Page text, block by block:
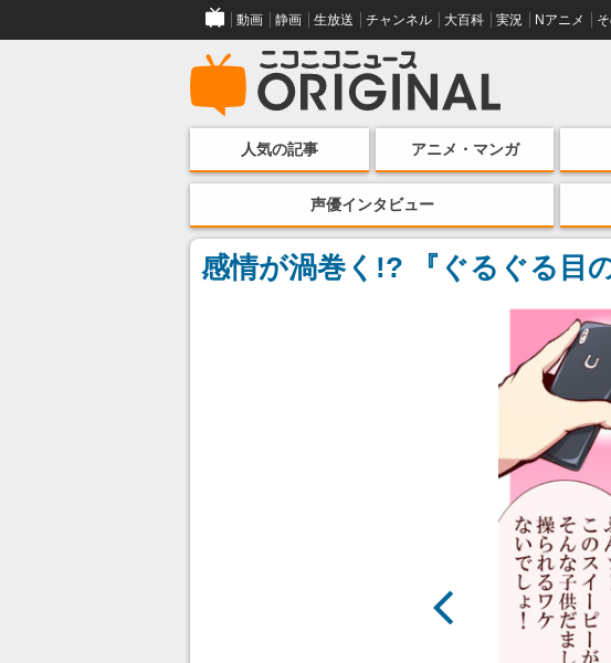
動画 静画 生放送 チャンネル 大百科 実況 Nアニメ
人気の記事 アニメ・マンガ
声優インタビュー
感情が渦巻く!? 『ぐるぐる目